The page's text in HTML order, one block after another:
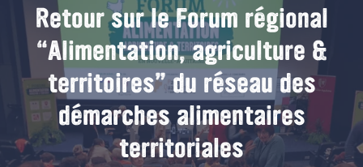
Retour sur le Forum régional
“Alimentation, agriculture &
territoires” du réseau des
démarches alimentaires
territoriales